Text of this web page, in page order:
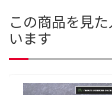
この商品を見
います